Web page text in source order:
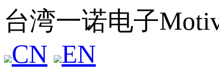
台湾一诺电子
CN EN